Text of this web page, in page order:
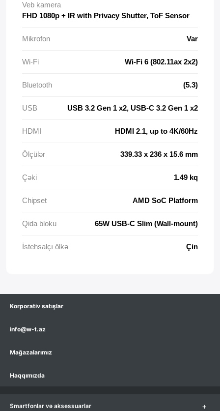
Veb kamera
FHD 1080p + IR with Privacy Shutter, ToF Sensor
Mikrofon Var
Wi-Fi Wi-Fi 6 (802.11ax 2x2)
Bluetooth (5.3)
USB USB 3.2 Gen 1 x2, USB-C 3.2 Gen 1 x2
HDMI HDMI 2.1, up to 4K/60Hz
Ölçülər 339.33 x 236 x 15.6 mm
Çəki 1.49 kq
Сhipset AMD SoC Platform
Qida bloku 65W USB-C Slim (Wall-mount)
İstehsalçı ölkə Çin
Korporativ satışlar
info@w-t.az
Mağazalarımız
Haqqımızda
Smartfonlar və aksessuarlar +